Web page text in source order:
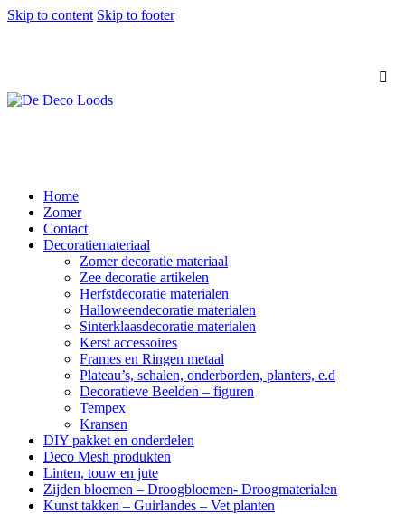
Skip to content Skip to footer
Home
Zomer
Contact
Decoratiemateriaal
Zomer decoratie materiaal
Zee decoratie artikelen
Herfstdecoratie materialen
Halloweendecoratie materialen
Sinterklaasdecoratie materialen
Kerst accessoires
Frames en Ringen metaal
Plateau’s, schalen, onderborden, planters, e.d
Decoratieve Beelden – figuren
Tempex
Kransen
DIY pakket en onderdelen
Deco Mesh produkten
Linten, touw en jute
Zijden bloemen – Droogbloemen- Droogmaterialen
Kunst takken – Guirlandes – Vet planten